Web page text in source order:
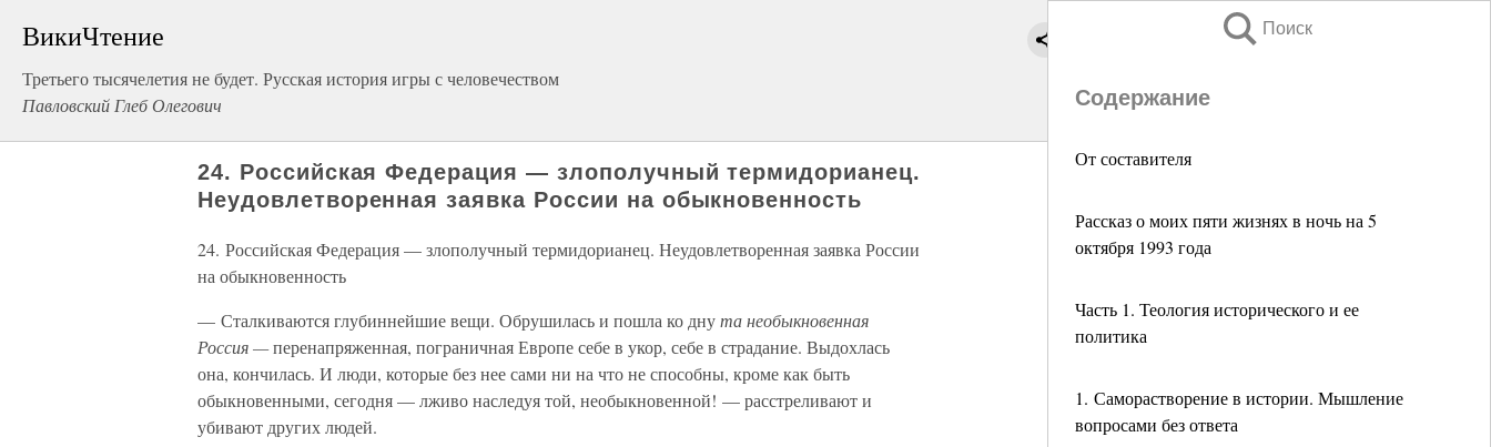
ВикиЧтение
Третьего тысячелетия не будет. Русская история игры с человечеством
Павловский Глеб Олегович
Поиск
Содержание
От составителя
Рассказ о моих пяти жизнях в ночь на 5
октября 1993 года
Часть 1. Теология исторического и ее
политика
1. Саморастворение в истории. Мышление
вопросами без ответа
24. Российская Федерация — злополучный термидорианец.
Неудовлетворенная заявка России на обыкновенность
24. Российская Федерация — злополучный термидорианец. Неудовлетворенная заявка России
на обыкновенность
— Сталкиваются глубиннейшие вещи. Обрушилась и пошла ко днута необыкновенная
Россия —перенапряженная, пограничная Европе себе в укор, себе в страдание. Выдохлась
она, кончилась. И люди, которые без нее сами ни на что не способны, кроме как быть
обыкновенными, сегодня — лживо наследуя той, необыкновенной! — расстреливают и
убивают других людей.